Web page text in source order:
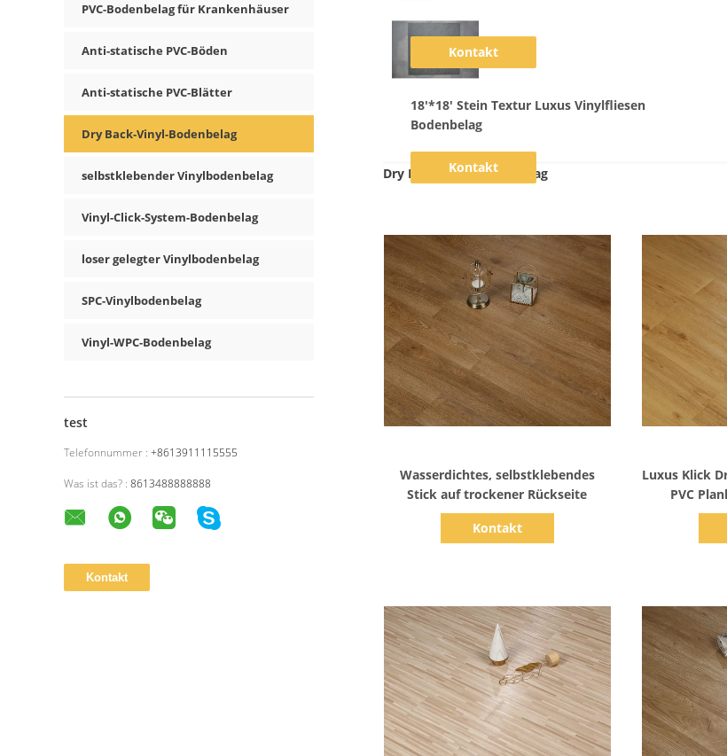
PVC-Bodenbelag für Krankenhäuser
Anti-statische PVC-Böden
Anti-statische PVC-Blätter
Dry Back-Vinyl-Bodenbelag
selbstklebender Vinylbodenbelag
Vinyl-Click-System-Bodenbelag
loser gelegter Vinylbodenbelag
SPC-Vinylbodenbelag
Vinyl-WPC-Bodenbelag
test
Telefonnummer : +8613911115555
Was ist das? : 8613488888888
Kontakt
18'*18' Stein Textur Luxus Vinylfliesen
Bodenbelag
Kontakt
Dry Back-Vinyl-Bodenbelag
Wasserdichtes, selbstklebendes
Stick auf trockener Rückseite
Kontakt
Luxus Klick
PVC